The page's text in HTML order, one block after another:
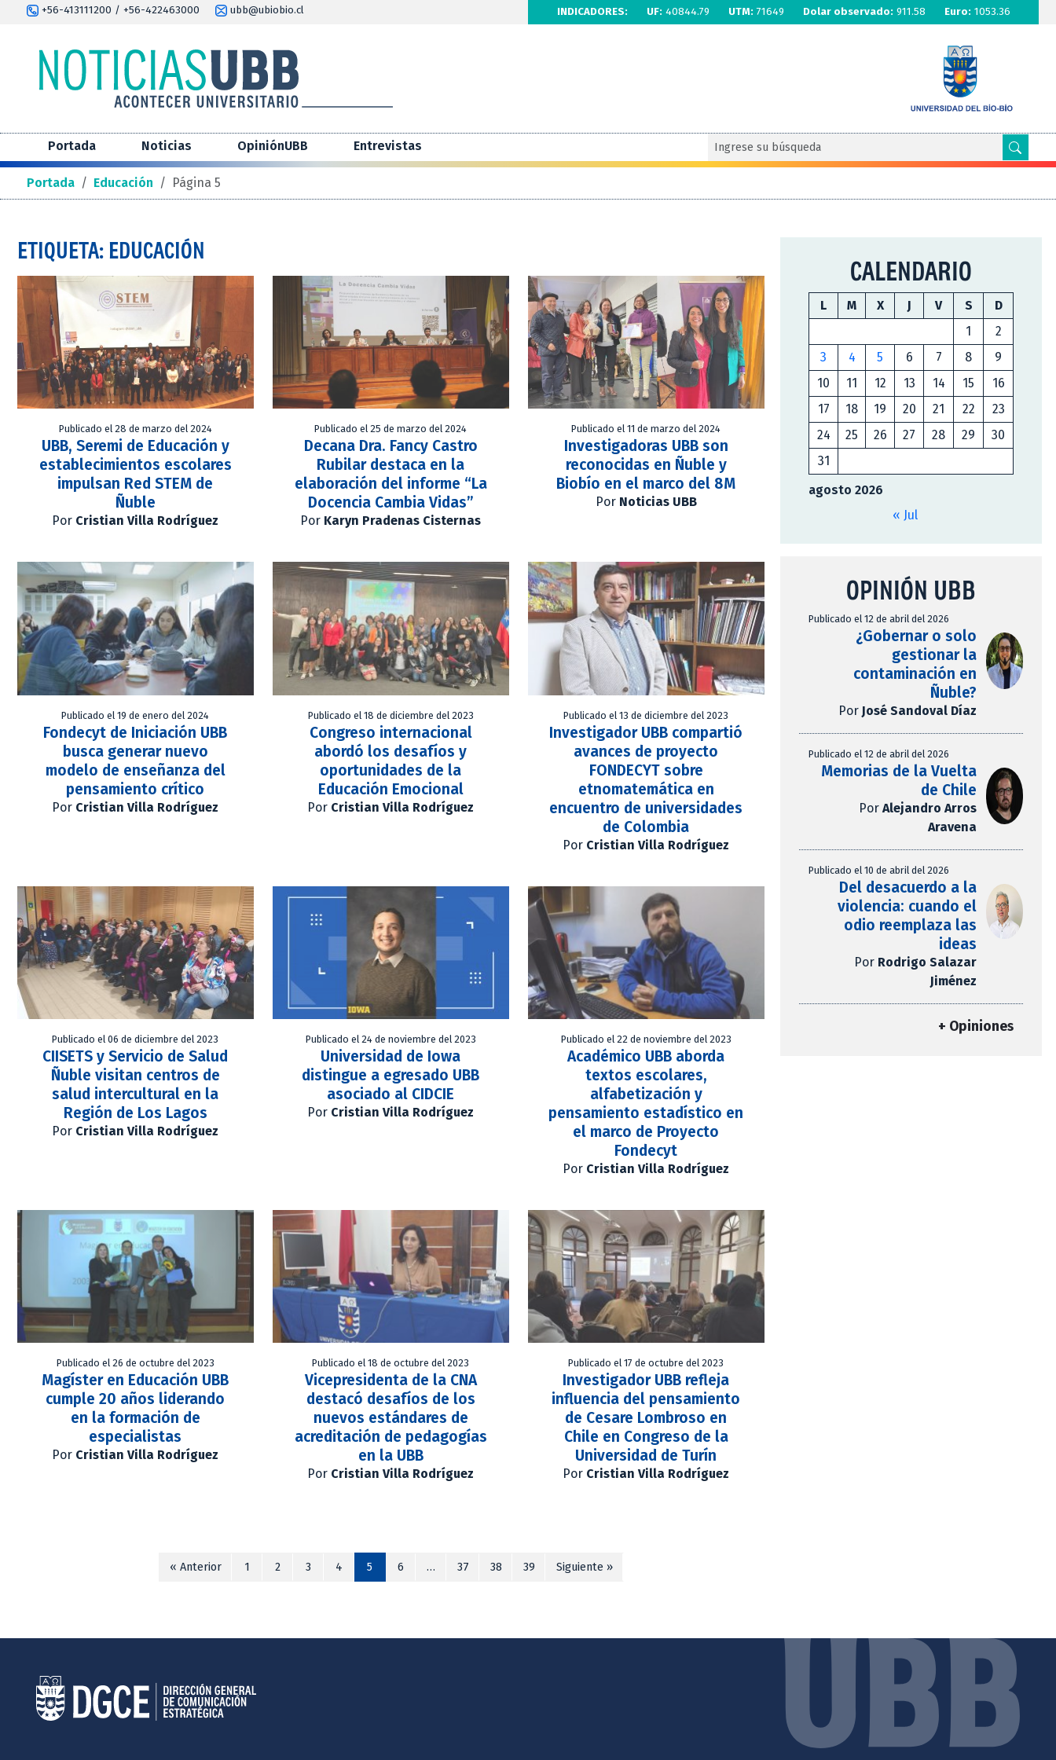
+56-413111200 / +56-422463000 ubb@ubiobio.cl INDICADORES: UF: 40844.79 UTM: 71649 Dolar observado: 911.58 Euro: 1053.36
Portada Noticias OpiniónUBB Entrevistas
Portada / Educación / Página 5
ETIQUETA: EDUCACIÓN
Publicado el 28 de marzo del 2024
UBB, Seremi de Educación y
establecimientos escolares
impulsan Red STEM de
Ñuble
Por Cristian Villa Rodríguez
Publicado el 25 de marzo del 2024
Decana Dra. Fancy Castro
Rubilar destaca en la
elaboración del informe “La
Docencia Cambia Vidas”
Por Karyn Pradenas Cisternas
Publicado el 11 de marzo del 2024
Investigadoras UBB son
reconocidas en Ñuble y
Biobío en el marco del 8M
Por Noticias UBB
Publicado el 19 de enero del 2024
Fondecyt de Iniciación UBB
busca generar nuevo
modelo de enseñanza del
pensamiento crítico
Por Cristian Villa Rodríguez
Publicado el 18 de diciembre del 2023
Congreso internacional
abordó los desafíos y
oportunidades de la
Educación Emocional
Por Cristian Villa Rodríguez
Publicado el 13 de diciembre del 2023
Investigador UBB compartió
avances de proyecto
FONDECYT sobre
etnomatemática en
encuentro de universidades
de Colombia
Por Cristian Villa Rodríguez
Publicado el 06 de diciembre del 2023
CIISETS y Servicio de Salud
Ñuble visitan centros de
salud intercultural en la
Región de Los Lagos
Por Cristian Villa Rodríguez
Publicado el 24 de noviembre del 2023
Universidad de Iowa
distingue a egresado UBB
asociado al CIDCIE
Por Cristian Villa Rodríguez
Publicado el 22 de noviembre del 2023
Académico UBB aborda
textos escolares,
alfabetización y
pensamiento estadístico en
el marco de Proyecto
Fondecyt
Por Cristian Villa Rodríguez
Publicado el 26 de octubre del 2023
Magíster en Educación UBB
cumple 20 años liderando
en la formación de
especialistas
Por Cristian Villa Rodríguez
Publicado el 18 de octubre del 2023
Vicepresidenta de la CNA
destacó desafíos de los
nuevos estándares de
acreditación de pedagogías
en la UBB
Por Cristian Villa Rodríguez
Publicado el 17 de octubre del 2023
Investigador UBB refleja
influencia del pensamiento
de Cesare Lombroso en
Chile en Congreso de la
Universidad de Turín
Por Cristian Villa Rodríguez
« Anterior 1 2 3 4 5 6 … 37 38 39 Siguiente »
CALENDARIO
agosto 2026
L M X J V S
D
1
2
3
4 5 6 7 8
9
10
11 12 13 14 15
16
17
18 19 20 21 22
23
24
25 26 27 28 29
30
31
« Jul
OPINIÓN UBB
Publicado el 12 de abril del 2026
¿Gobernar o solo
gestionar la
contaminación en
Ñuble?
Por José Sandoval Díaz
Publicado el 12 de abril del 2026
Memorias de la Vuelta
de Chile
Por Alejandro Arros
Aravena
Publicado el 10 de abril del 2026
Del desacuerdo a la
violencia: cuando el
odio reemplaza las
ideas
Por Rodrigo Salazar
Jiménez
+ Opiniones